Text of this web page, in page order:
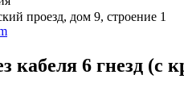
проезд, дом 9, строение 1
кабеля 6 гнезд